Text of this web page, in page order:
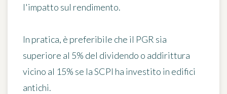
l'impatto sul rendimento.
In pratica, è preferibile che il PGR sia
superiore al 5% del dividendo o addirittura
vicino al 15% se la SCPI ha investito in edifici
antichi.